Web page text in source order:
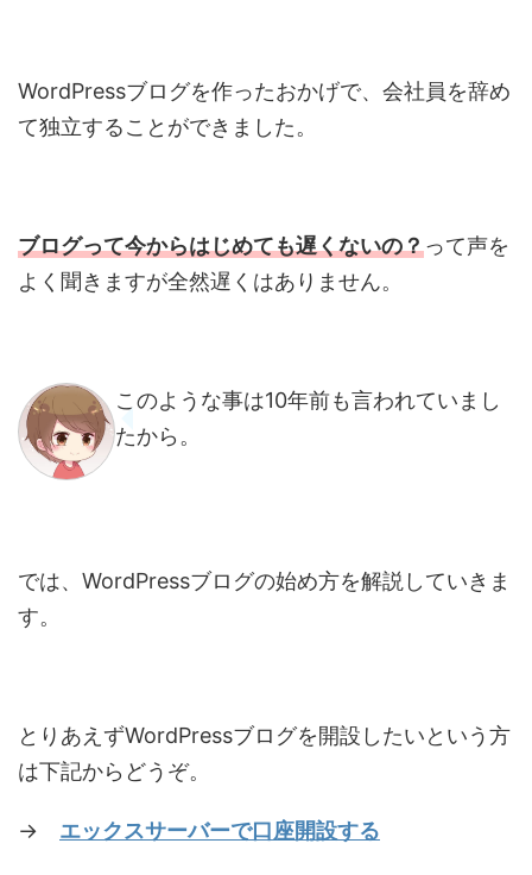
WordPressブログを作ったおかげで、会社員を辞め
て独立することができました。
ブログって今からはじめても遅くないの？って声を
よく聞きますが全然遅くはありません。
このような事は10年前も言われていまし
たから。
では、WordPressブログの始め方を解説していきま
す。
とりあえずWordPressブログを開設したいという方
は下記からどうぞ。
→ エックスサーバーで口座開設する